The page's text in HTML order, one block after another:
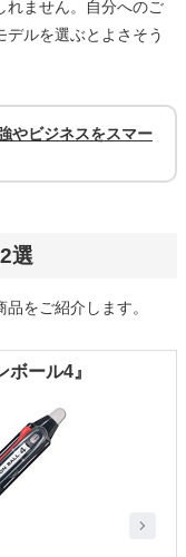
れません。自分へのご
ルを選ぶとよさそう
やビジネスをスマー
選
をご紹介します。
ール4』